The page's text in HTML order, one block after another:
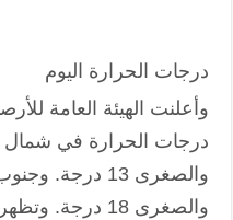
درجات الحرارة اليوم
وأعلنت الهيئة العامة
والصغرى 18